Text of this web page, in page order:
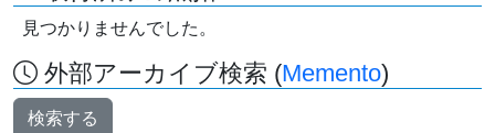
見つかりませんでした。
外部アーカイブ検索 (Memento)
検索する